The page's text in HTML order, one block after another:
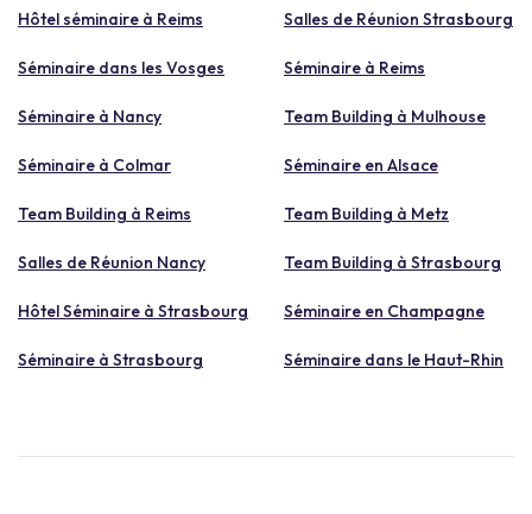
Hôtel séminaire à Reims Salles de Réunion Strasbourg
Séminaire dans les Vosges Séminaire à Reims
Séminaire à Nancy Team Building à Mulhouse
Séminaire à Colmar Séminaire en Alsace
Team Building à Reims Team Building à Metz
Salles de Réunion Nancy Team Building à Strasbourg
Hôtel Séminaire à Strasbourg Séminaire en Champagne
Séminaire à Strasbourg Séminaire dans le Haut-Rhin